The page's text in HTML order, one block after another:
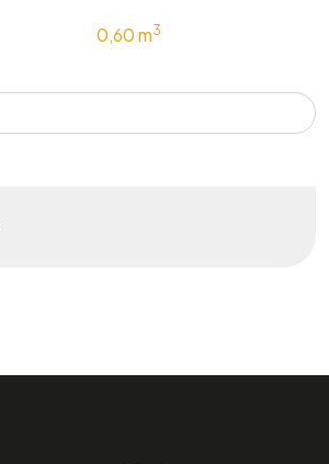
0,60 m3